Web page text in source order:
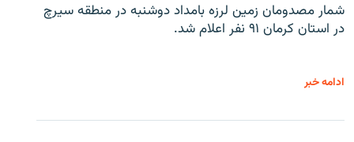
شمار مصدومان زمین لرزه بامداد دوشنبه در منطقه سیرچ
در استان کرمان ۹۱ نفر اعلام شد.
ادامه خبر